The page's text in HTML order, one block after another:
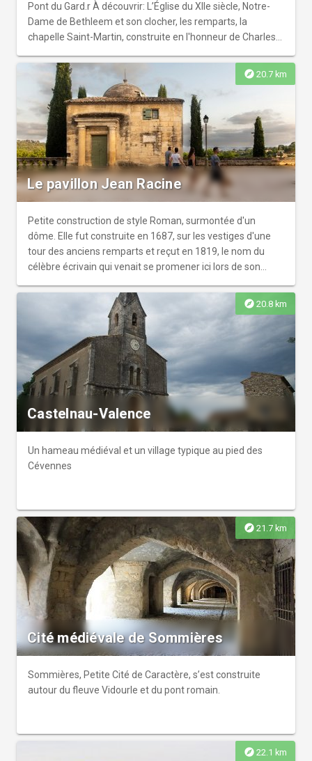
Pont du Gard.r À découvrir: L’Église du XIIe siècle, Notre-
Dame de Bethleem et son clocher, les remparts, la
chapelle Saint-Martin, construite en l'honneur de Charles
explore 20.7 km
Le pavillon Jean Racine
Petite construction de style Roman, surmontée d'un
dôme. Elle fut construite en 1687, sur les vestiges d'une
tour des anciens remparts et reçut en 1819, le nom du
célèbre écrivain qui venait se promener ici lors de son
explore 20.8 km
Castelnau-Valence
Un hameau médiéval et un village typique au pied des
Cévennes
explore 21.7 km
Cité médiévale de Sommières
Sommières, Petite Cité de Caractère, s’est construite
autour du fleuve Vidourle et du pont romain.
explore 22.1 km